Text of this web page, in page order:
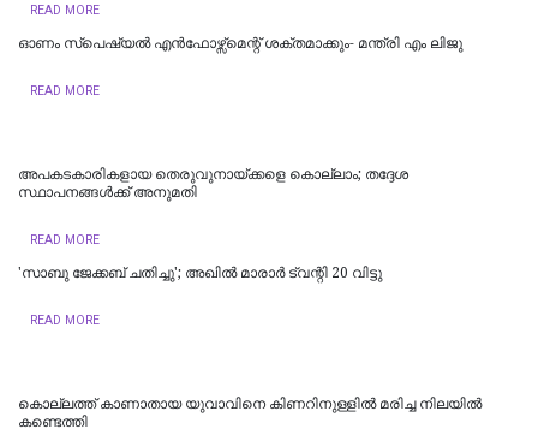
READ MORE
ഓണം സ്‌പെഷ്യൽ എൻഫോഴ്സ്മെന്റ് ശക്തമാക്കും- മന്ത്രി എം ലിജു
READ MORE
അപകടകാരികളായ തെരുവുനായ്ക്കളെ കൊല്ലാം; തദ്ദേശ
സ്ഥാപനങ്ങൾക്ക് അനുമതി
READ MORE
'സാബു ജേക്കബ് ചതിച്ചു'; അഖിൽ മാരാർ ട്വന്റി 20 വിട്ടു
READ MORE
കൊല്ലത്ത് കാണാതായ യുവാവിനെ കിണറിനുള്ളിൽ മരിച്ച നിലയിൽ
കണ്ടെത്തി